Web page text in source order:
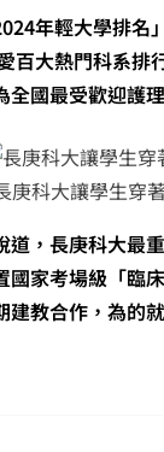
年輕大學排名
百大熱門科系
國最受歡迎護
庚科大讓學生穿
道，長庚科大最
國家考場級「臨
建教合作，為的